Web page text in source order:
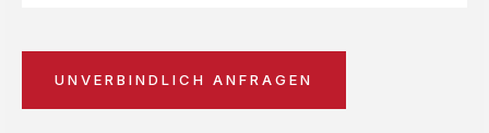
UNVERBINDLICH ANFRAGEN